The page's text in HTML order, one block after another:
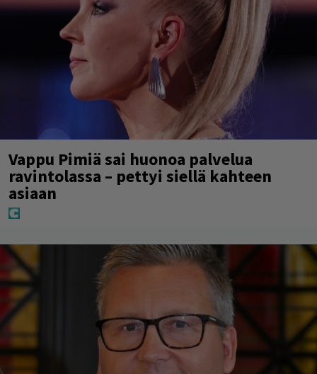
Vappu Pimiä sai huonoa palvelua
ravintolassa – pettyi siellä kahteen
asiaan